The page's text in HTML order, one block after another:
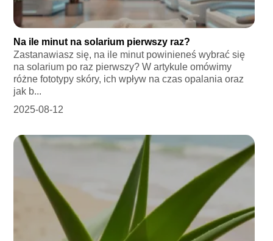
Na ile minut na solarium pierwszy raz?
Zastanawiasz się, na ile minut powinieneś wybrać się
na solarium po raz pierwszy? W artykule omówimy
różne fototypy skóry, ich wpływ na czas opalania oraz
jak b...
2025-08-12